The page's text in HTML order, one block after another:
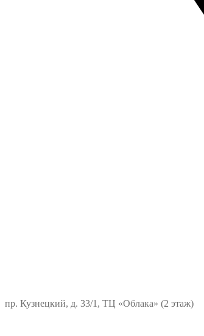
пр. Кузнецкий, д. 33/1, ТЦ «Облака» (2 этаж)